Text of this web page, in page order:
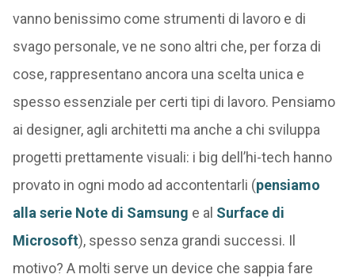
vanno benissimo come strumenti di lavoro e di
svago personale, ve ne sono altri che, per forza di
cose, rappresentano ancora una scelta unica e
spesso essenziale per certi tipi di lavoro. Pensiamo
ai designer, agli architetti ma anche a chi sviluppa
progetti prettamente visuali: i big dell’hi-tech hanno
provato in ogni modo ad accontentarli (pensiamo
alla serie Note di Samsung e al Surface di
Microsoft), spesso senza grandi successi. Il
motivo? A molti serve un device che sappia fare